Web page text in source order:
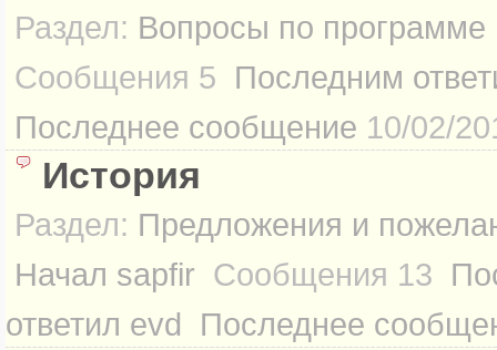
Раздел: Вопросы по программе
Сообщения 5 Последним
Последнее сообщение 10/02/
История
Раздел: Предложения и
Начал sapfir Сообщения 13
ответил evd Последнее